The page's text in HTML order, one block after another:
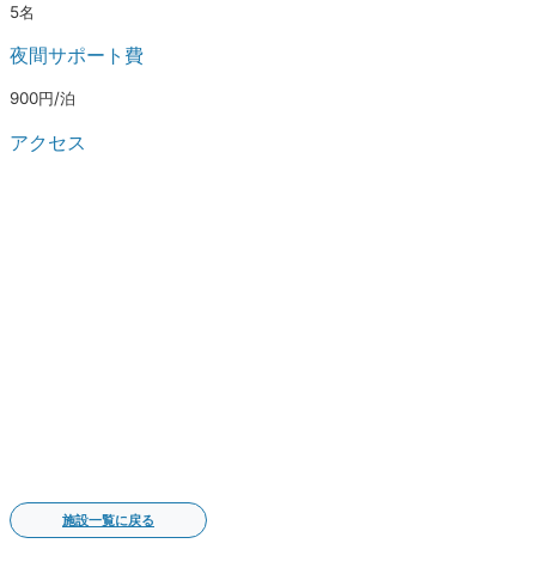
5名
夜間サポート費
900円/泊
アクセス
施設一覧に戻る